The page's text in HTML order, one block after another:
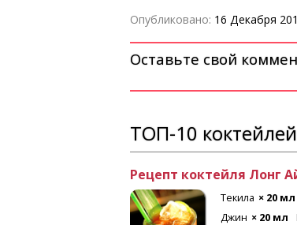
Опубликовано: 16 Декабря
Оставьте свой
ТОП-10 коктейлей
Рецепт коктейля Лонг
Текила × 20 мл
Джин × 20 мл